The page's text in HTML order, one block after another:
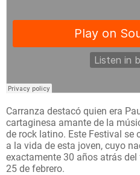
Carranza destacó quien era
cartaginesa amante de la
de rock latino. Este Festival se
a la vida de esta joven, cuyo
exactamente 30 años atrás
25 de febrero.